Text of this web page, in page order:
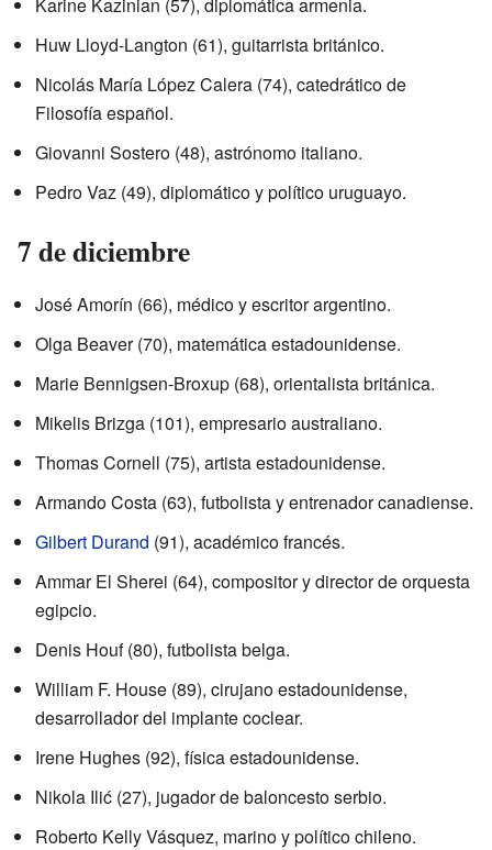
Huw Lloyd-Langton (61), guitarrista británico.
Nicolás María López Calera (74), catedrático de
Filosofía español.
Giovanni Sostero (48), astrónomo italiano.
Pedro Vaz (49), diplomático y político uruguayo.
7 de diciembre
José Amorín (66), médico y escritor argentino.
Olga Beaver (70), matemática estadounidense.
Marie Bennigsen-Broxup (68), orientalista británica.
Mikelis Brizga (101), empresario australiano.
Thomas Cornell (75), artista estadounidense.
Armando Costa (63), futbolista y entrenador canadiense.
Gilbert Durand (91), académico francés.
Ammar El Sherei (64), compositor y director de orquesta
egipcio.
Denis Houf (80), futbolista belga.
William F. House (89), cirujano estadounidense,
desarrollador del implante coclear.
Irene Hughes (92), física estadounidense.
Nikola Ilić (27), jugador de baloncesto serbio.
Roberto Kelly Vásquez, marino y político chileno.